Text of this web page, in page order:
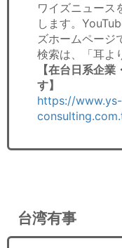
ワイズニュース
します。
ズホームページ
検索は、「耳よ
【在台日系企
す】
https://www.ys-
台湾有事